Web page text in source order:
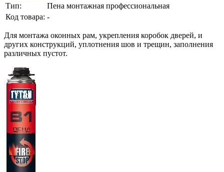
Тип:
Пена монтажная профессиональная
Код товара: -
Для монтажа оконных рам, укрепления коробок дверей, и
других конструкций, уплотнения шов и трещин, заполнения
различных пустот.